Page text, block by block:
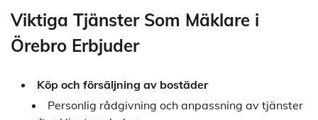
Viktiga Tjänster Som Mäklare i
Örebro Erbjuder
Köp och försäljning av bostäder
Personlig rådgivning och anpassning av tjänster